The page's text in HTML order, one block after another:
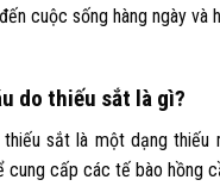
cuộc sống hàng ngày và
do thiếu sắt là gì?
thiếu sắt là một dạng thiếu
cung cấp các tế bào hồng